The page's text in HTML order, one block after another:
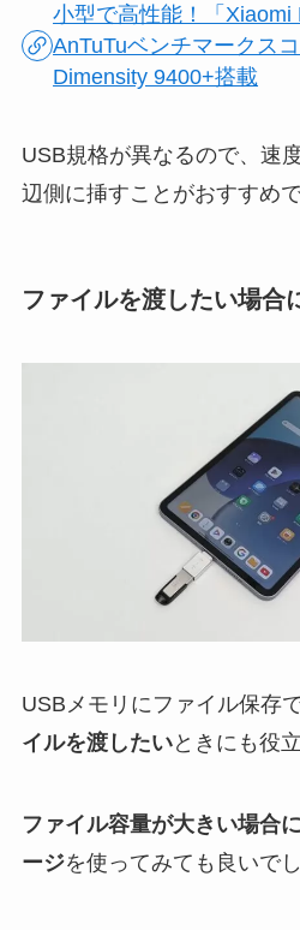
小型で高性能！「Xiaomi
AnTuTuベンチマークス
Dimensity 9400+搭載
USB規格が異なるので、速
辺側に挿すことがおすすめで
ファイルを渡したい場合
USBメモリにファイル保存
イルを渡したいときにも役
ファイル容量が大きい場合
ージを使ってみても良いでし